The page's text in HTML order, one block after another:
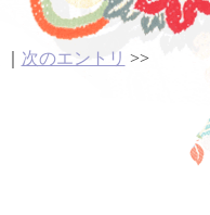
次のエントリ >>